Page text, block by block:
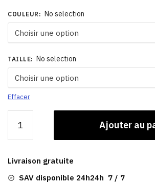
COULEUR : No selection
TAILLE: No selection
Effacer
Casquette
Homme
|
Ajouter au
Livraison gratuite
SAV disponible 24h24h 7 / 7